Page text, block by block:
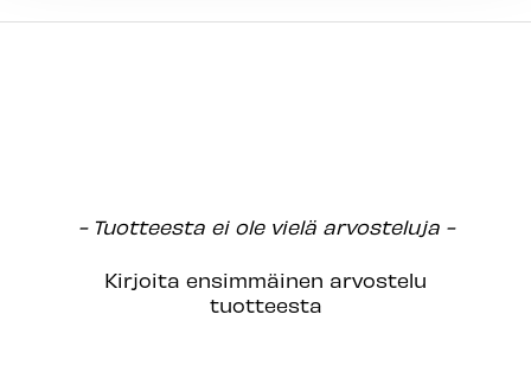
- Tuotteesta ei ole vielä arvosteluja -
Kirjoita ensimmäinen arvostelu
tuotteesta
New content loaded